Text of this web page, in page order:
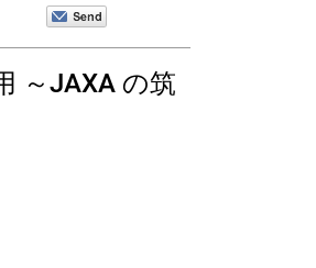
～JAXA の筑